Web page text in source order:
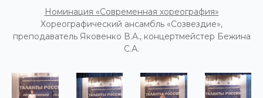
Номинация «Современная хореография»
Хореографический ансамбль «Созвездие»,
преподаватель Яковенко В.А., концертмейстер Бежина
С.А.